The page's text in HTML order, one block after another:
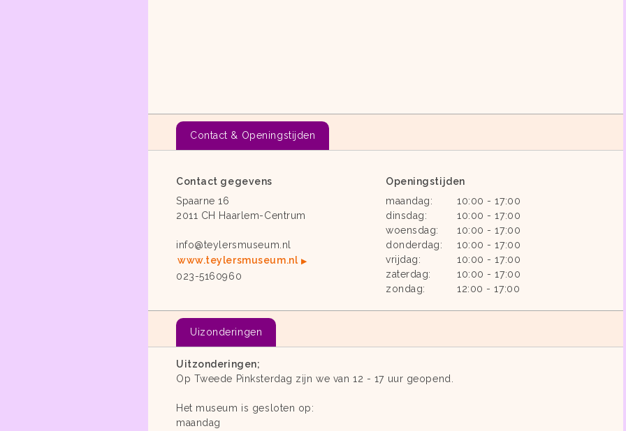
Contact & Openingstijden
Contact gegevens
Spaarne 16
2011 CH Haarlem-Centrum
info@teylersmuseum.nl
www.teylersmuseum.nl
023-5160960
Openingstijden
maandag:
10:00 - 17:00
dinsdag:
10:00 - 17:00
woensdag:
10:00 - 17:00
donderdag:
10:00 - 17:00
vrijdag:
10:00 - 17:00
zaterdag:
10:00 - 17:00
zondag:
12:00 - 17:00
Uizonderingen
Uitzonderingen;
Op Tweede Pinksterdag zijn we van 12 - 17 uur geopend.
Het museum is gesloten op:
maandag